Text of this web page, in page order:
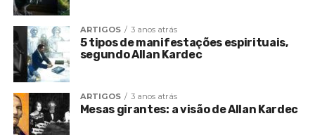
ARTIGOS 3 anos atrás
5 tipos de manifestações espirituais,
segundo Allan Kardec
ARTIGOS 3 anos atrás
Mesas girantes: a visão de Allan Kardec